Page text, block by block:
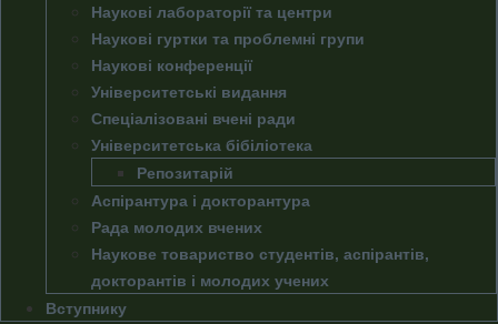
Наукові лабораторії та центри
Наукові гуртки та проблемні групи
Наукові конференції
Університетські видання
Спеціалізовані вчені ради
Університетська бібіліотека
Репозитарій
Аспірантура і докторантура
Рада молодих вчених
Наукове товариство студентів, аспірантів,
докторантів і молодих учених
Вступнику